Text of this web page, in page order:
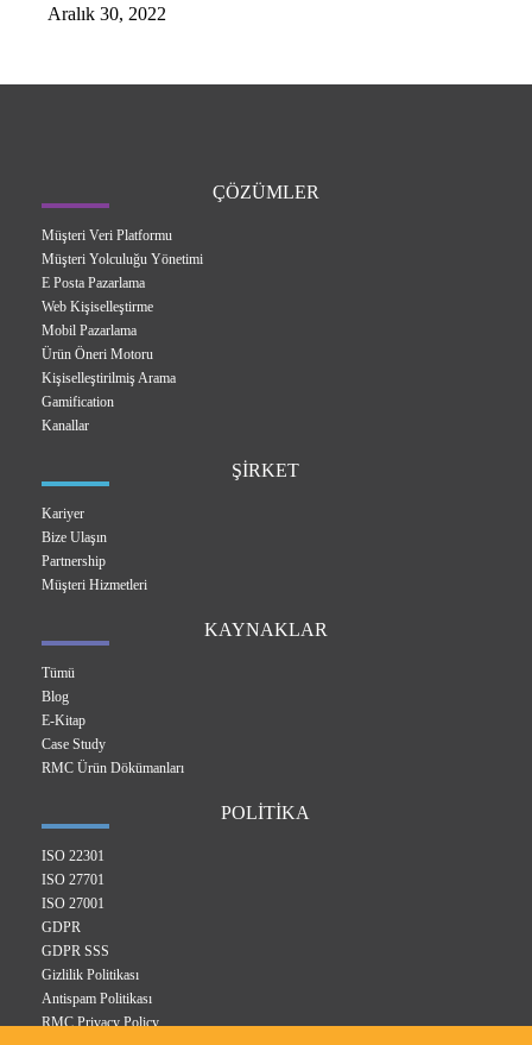
Aralık 30, 2022
ÇÖZÜMLER
Müşteri Veri Platformu
Müşteri Yolculuğu Yönetimi
E Posta Pazarlama
Web Kişiselleştirme
Mobil Pazarlama
Ürün Öneri Motoru
Kişiselleştirilmiş Arama
Gamification
Kanallar
ŞİRKET
Kariyer
Bize Ulaşın
Partnership
Müşteri Hizmetleri
KAYNAKLAR
Tümü
Blog
E-Kitap
Case Study
RMC Ürün Dökümanları
POLİTİKA
ISO 22301
ISO 27701
ISO 27001
GDPR
GDPR SSS
Gizlilik Politikası
Antispam Politikası
RMC Privacy Policy